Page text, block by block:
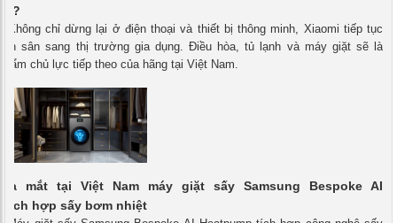
Không chỉ dừng lại ở điện thoại và thiết bị thông minh, Xiaomi tiếp tục
sân sang thị trường gia dụng. Điều hòa, tủ lạnh và máy giặt sẽ là
chủ lực tiếp theo của hãng tại Việt Nam.
ra mắt tại Việt Nam máy giặt sấy Samsung Bespoke AI
tích hợp sấy bơm nhiệt